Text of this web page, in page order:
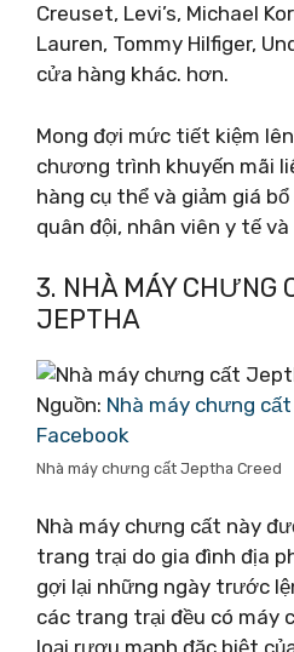
Creuset, Levi’s, Michael
Lauren, Tommy Hilfiger,
cửa hàng khác. hơn.
Mong đợi mức tiết kiệm
chương trình khuyến mãi
hàng cụ thể và giảm giá
quân đội, nhân viên y tế
3. NHÀ MÁY CHƯNG
JEPTHA
Nguồn: Nhà máy chưng
Facebook
Nhà máy chưng cất Jeptha Creed
Nhà máy chưng cất này
trang trại do gia đình địa
gợi lại những ngày trước
các trang trại đều có máy
loại rượu mạnh đặc biệt